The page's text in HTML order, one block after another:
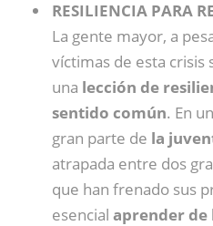
RESILIENCIA PARA
La gente mayor, a
víctimas de esta crisis
una lección de
sentido común. En
gran parte de la
atrapada entre dos
que han frenado sus
esencial aprender de